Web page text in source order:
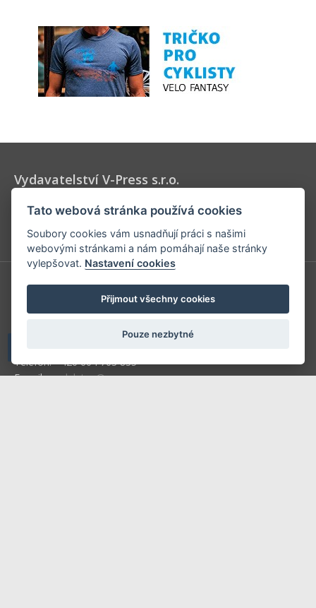
Vydavatelství V-Press s.r.o.
Vydavatel časopisů Velo, 53 x 11 a Elektrokola, určených pro
U Stadionu 157
Telefon: +420 604 763 835
E-mail:predplatne@vpress.cz
Tato webová stránka používá cookies
Soubory cookies vám usnadňují práci s našimi
webovými stránkami a nám pomáhají naše stránky
vylepšovat. Nastavení cookies
Přijmout všechny cookies
Pouze nezbytné